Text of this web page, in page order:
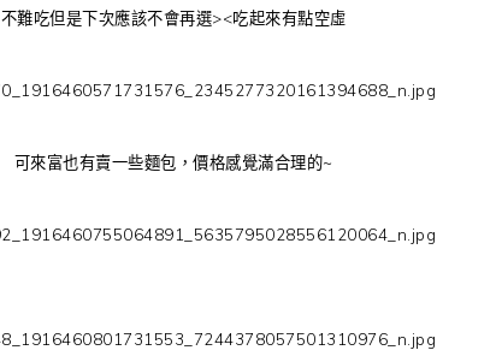
不難吃但是下次應該不會再選><吃起來有點空虛
可來富也有賣一些麵包，價格感覺滿合理的~